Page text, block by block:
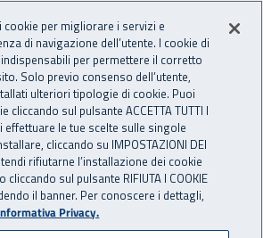
Nazionale
Apri cerca
principale
trovi in:
News
per migliorare i servizi e
di navigazione dell’utente. I cookie di
per permettere il corretto
Solo previo consenso dell’utente,
ulteriori tipologie di cookie. Puoi
cliccando sul pulsante ACCETTA TUTTI I
effettuare le tue scelte sulle singole
cliccando su IMPOSTAZIONI DEI
rifiutarne l’installazione dei cookie
sul pulsante RIFIUTA I COOKIE
il banner. Per conoscere i dettagli,
Privacy.